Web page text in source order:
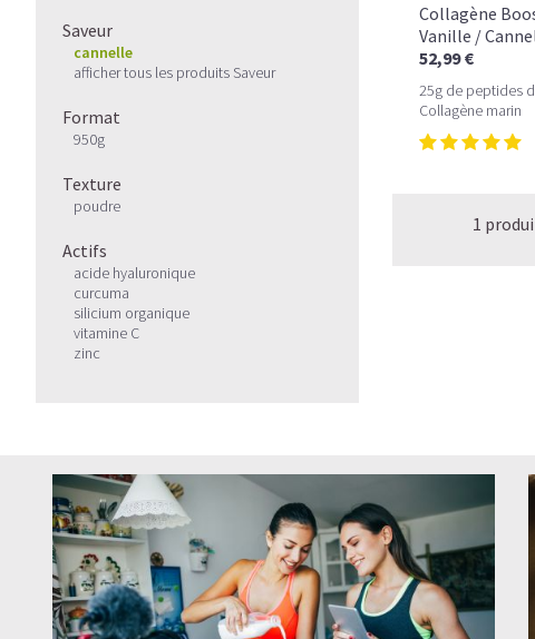
Saveur
cannelle
afficher tous les produits Saveur
Format
950g
Texture
poudre
Actifs
acide hyaluronique
curcuma
silicium organique
vitamine C
zinc
Collagène
Vanille /
52,99 €
25g de peptides
Collagène marin
1